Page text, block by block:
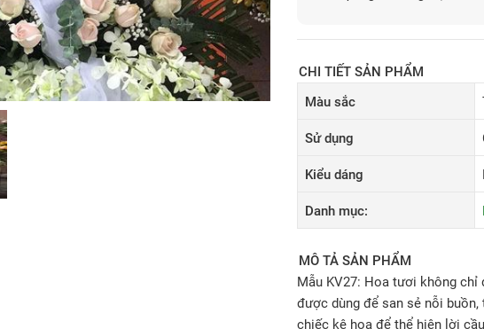
CHI TIẾT SẢN PHẨM
Màu sắc
Sử dụng
Kiểu dáng
Danh mục:
MÔ TẢ SẢN PHẨM
Mẫu KV27: Hoa tươi không
được dùng để san sẻ nỗi
chiếc kệ hoa để thể hiện lời